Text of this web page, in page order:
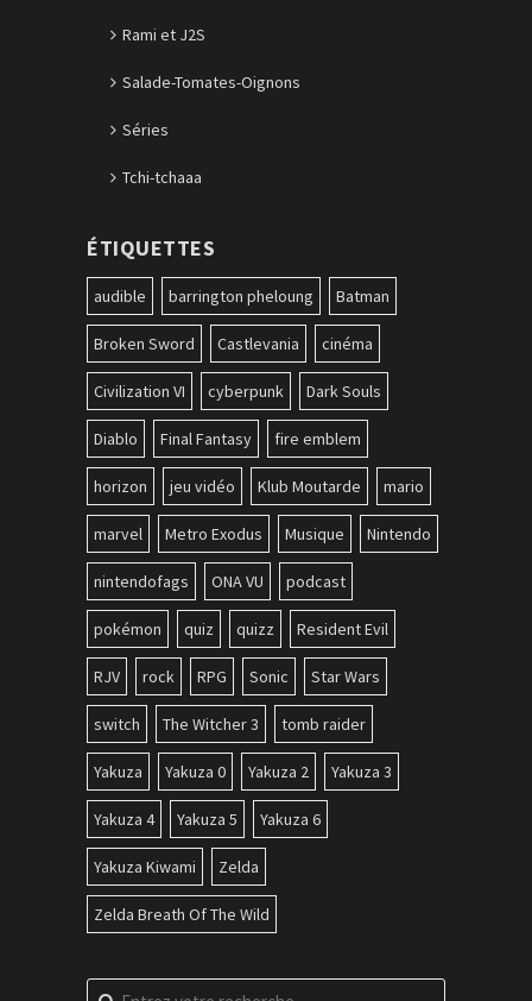
Rami et J2S
Salade-Tomates-Oignons
Séries
Tchi-tchaaa
ÉTIQUETTES
audible barrington pheloung Batman
Broken Sword Castlevania cinéma
Civilization VI cyberpunk Dark Souls
Diablo Final Fantasy fire emblem
horizon jeu vidéo Klub Moutarde mario
marvel Metro Exodus Musique Nintendo
nintendofags ONA VU podcast
pokémon quiz quizz Resident Evil
RJV rock RPG Sonic Star Wars
switch The Witcher 3 tomb raider
Yakuza Yakuza 0 Yakuza 2 Yakuza 3
Yakuza 4 Yakuza 5 Yakuza 6
Yakuza Kiwami Zelda
Zelda Breath Of The Wild
Recherche